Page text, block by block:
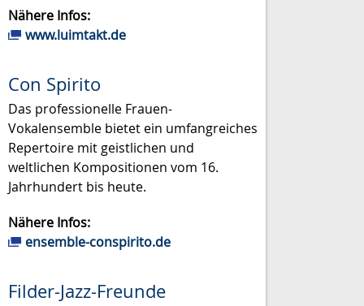
Nähere Infos:
www.luimtakt.de
Con Spirito
Das professionelle Frauen-
Vokalensemble bietet ein umfangreiches
Repertoire mit geistlichen und
weltlichen Kompositionen vom 16.
Jahrhundert bis heute.
Nähere Infos:
ensemble-conspirito.de
Filder-Jazz-Freunde